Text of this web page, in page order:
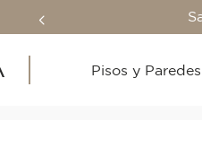
Pisos y Paredes